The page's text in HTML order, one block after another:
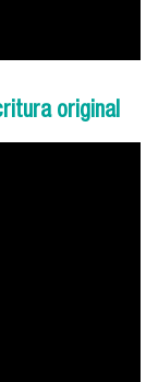
original